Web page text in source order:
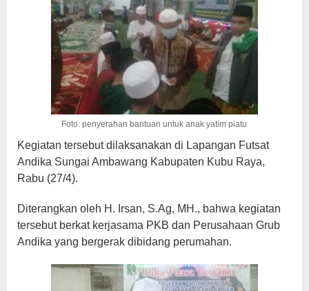
Foto: penyerahan bantuan untuk anak yatim piatu
Kegiatan tersebut dilaksanakan di Lapangan Futsat
Andika Sungai Ambawang Kabupaten Kubu Raya,
Rabu (27/4).
Diterangkan oleh H. Irsan, S.Ag, MH., bahwa kegiatan
tersebut berkat kerjasama PKB dan Perusahaan Grub
Andika yang bergerak dibidang perumahan.